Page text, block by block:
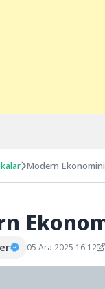
Modern
05 Ara 2025 16:12